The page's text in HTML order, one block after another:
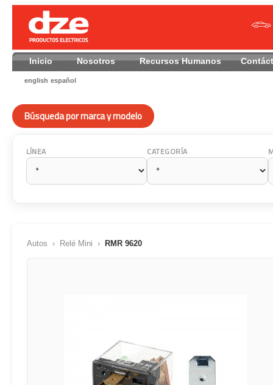
Inicio Nosotros Recursos Humanos
english español
Búsqueda por marca y modelo
LÍNEA CATEGORÍA
Autos › Relé Mini › RMR 9620